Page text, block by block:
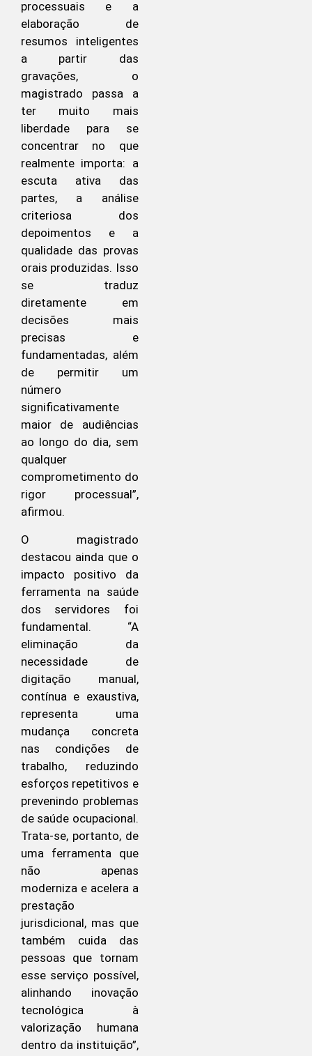
processuais e a
elaboração de
resumos inteligentes
a partir das
gravações, o
magistrado passa a
ter muito mais
liberdade para se
concentrar no que
realmente importa: a
escuta ativa das
partes, a análise
criteriosa dos
depoimentos e a
qualidade das provas
orais produzidas. Isso
se traduz
diretamente em
decisões mais
precisas e
fundamentadas, além
de permitir um
número
significativamente
maior de audiências
ao longo do dia, sem
qualquer
comprometimento do
rigor processual”,
afirmou.
O magistrado
destacou ainda que o
impacto positivo da
ferramenta na saúde
dos servidores foi
fundamental. “A
eliminação da
necessidade de
digitação manual,
contínua e exaustiva,
representa uma
mudança concreta
nas condições de
trabalho, reduzindo
esforços repetitivos e
prevenindo problemas
de saúde ocupacional.
Trata-se, portanto, de
uma ferramenta que
não apenas
moderniza e acelera a
prestação
jurisdicional, mas que
também cuida das
pessoas que tornam
esse serviço possível,
alinhando inovação
tecnológica à
valorização humana
dentro da instituição”,